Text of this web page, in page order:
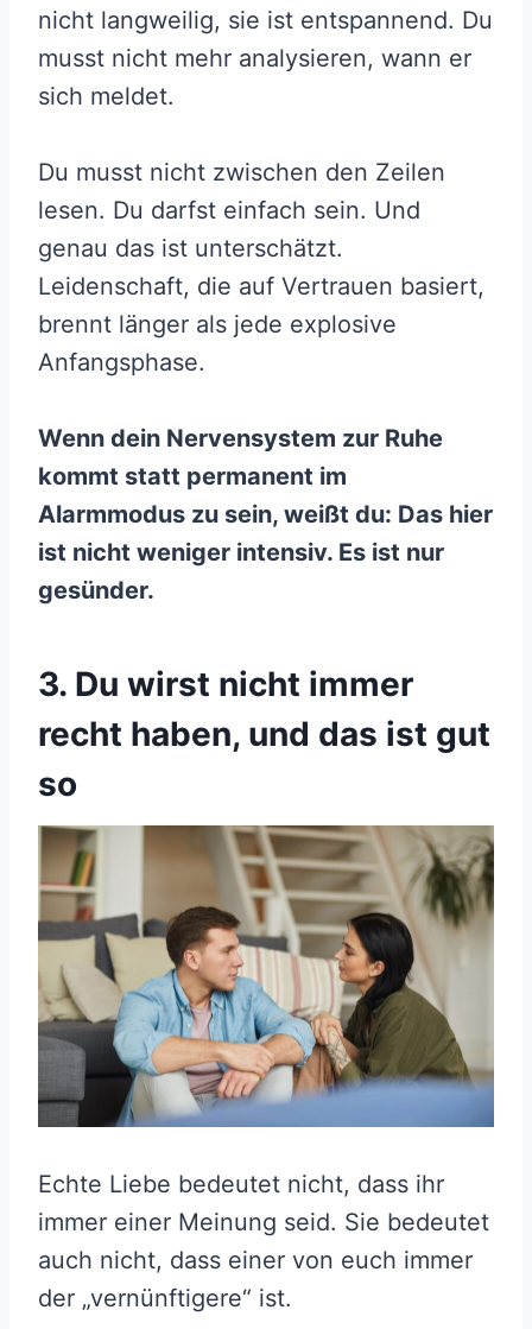
nicht langweilig, sie ist entspannend. Du
musst nicht mehr analysieren, wann er
sich meldet.
Du musst nicht zwischen den Zeilen
lesen. Du darfst einfach sein. Und
genau das ist unterschätzt.
Leidenschaft, die auf Vertrauen basiert,
brennt länger als jede explosive
Anfangsphase.
Wenn dein Nervensystem zur Ruhe
kommt statt permanent im
Alarmmodus zu sein, weißt du: Das hier
ist nicht weniger intensiv. Es ist nur
gesünder.
3. Du wirst nicht immer
recht haben, und das ist gut
so
Echte Liebe bedeutet nicht, dass ihr
immer einer Meinung seid. Sie bedeutet
auch nicht, dass einer von euch immer
der „vernünftigere“ ist.